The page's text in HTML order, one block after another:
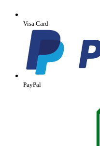
Visa Card
PayPal